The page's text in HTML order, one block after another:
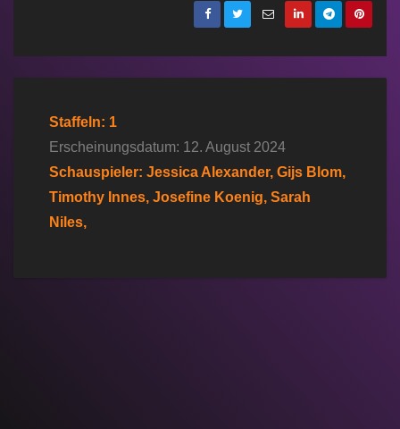
Staffeln: 1
Erscheinungsdatum: 12. August 2024
Schauspieler: Jessica Alexander, Gijs Blom,
Timothy Innes, Josefine Koenig, Sarah
Niles,